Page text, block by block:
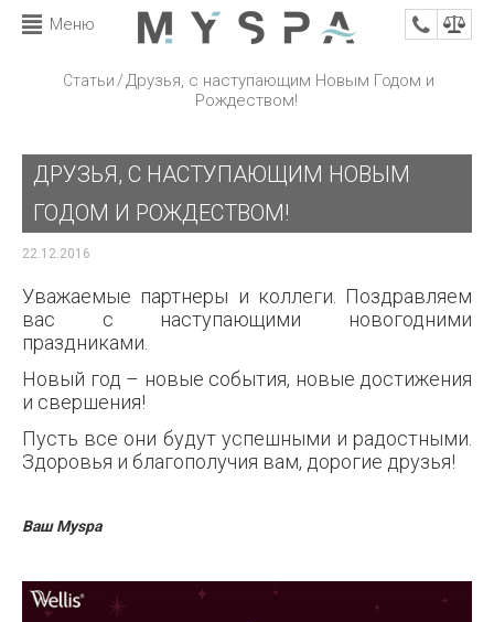
Меню
Статьи/Друзья, с наступающим Новым Годом и
Рождеством!
ДРУЗЬЯ, С НАСТУПАЮЩИМ НОВЫМ
ГОДОМ И РОЖДЕСТВОМ!
22.12.2016
Уважаемые партнеры и коллеги. Поздравляем
вас с наступающими новогодними
праздниками.
Новый год – новые события, новые достижения
и свершения!
Пусть все они будут успешными и радостными.
Здоровья и благополучия вам, дорогие друзья!
Ваш Myspa